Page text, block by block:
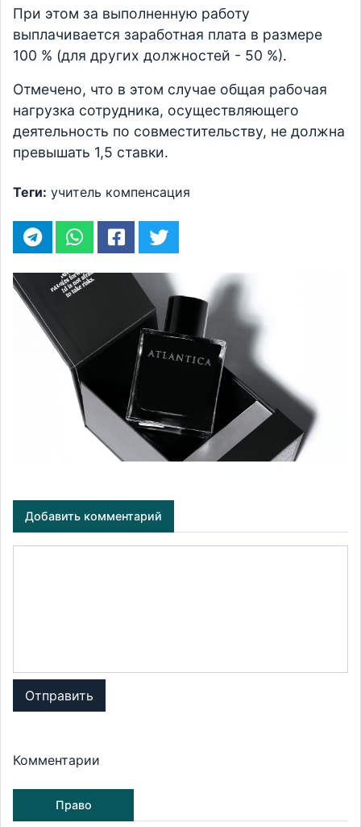
При этом за выполненную работу
выплачивается заработная плата в размере
100 % (для других должностей - 50 %).
Отмечено, что в этом случае общая рабочая
нагрузка сотрудника, осуществляющего
деятельность по совместительству, не должна
превышать 1,5 ставки.
Теги: учитель компенсация
Добавить комментарий
Отправить
Комментарии
Право